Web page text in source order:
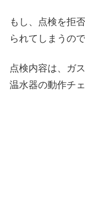
もし、点検を拒
られてしまうの
点検内容は、ガ
温水器の動作チ